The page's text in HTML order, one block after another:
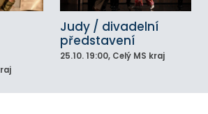
Judy / divadelní
představení
25.10. 19:00, Celý MS kraj